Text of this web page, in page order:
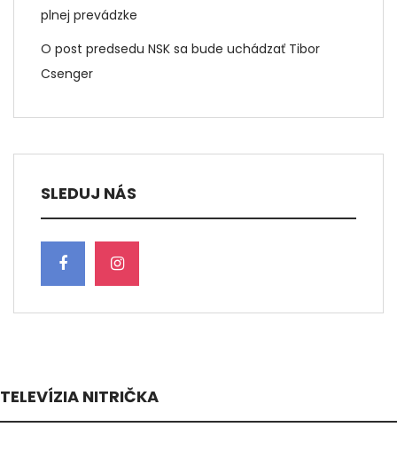
plnej prevádzke
O post predsedu NSK sa bude uchádzať Tibor
Csenger
SLEDUJ NÁS
TELEVÍZIA NITRIČKA